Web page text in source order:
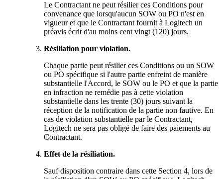
Le Contractant ne peut résilier ces Conditions pour
convenance que lorsqu'aucun SOW ou PO n'est en
vigueur et que le Contractant fournit à Logitech un
préavis écrit d'au moins cent vingt (120) jours.
Résiliation pour violation.
Chaque partie peut résilier ces Conditions ou un SOW
ou PO spécifique si l'autre partie enfreint de manière
substantielle l'Accord, le SOW ou le PO et que la partie
en infraction ne remédie pas à cette violation
substantielle dans les trente (30) jours suivant la
réception de la notification de la partie non fautive. En
cas de violation substantielle par le Contractant,
Logitech ne sera pas obligé de faire des paiements au
Contractant.
Effet de la résiliation.
Sauf disposition contraire dans cette Section 4, lors de